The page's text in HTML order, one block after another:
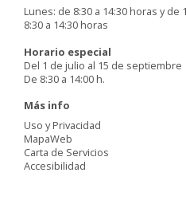
Lunes: de 8:30 a 14:30 horas y
8:30 a 14:30 horas
Horario especial
Del 1 de julio al 15 de septiembre
De 8:30 a 14:00 h.
Más info
Uso y Privacidad
MapaWeb
Carta de Servicios
Accesibilidad